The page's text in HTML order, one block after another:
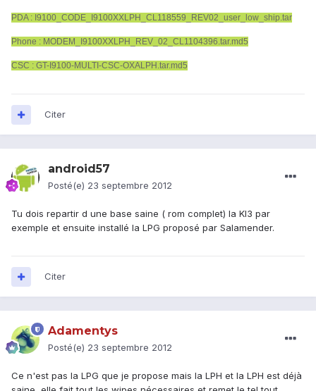
PDA : I9100_CODE_I9100XXLPH_CL118559_REV02_user_low_ship.tar
Phone : MODEM_I9100XXLPH_REV_02_CL1104396.tar.md5
CSC : GT-I9100-MULTI-CSC-OXALPH.tar.md5
Citer
android57
Posté(e) 23 septembre 2012
Tu dois repartir d une base saine ( rom complet) la KI3 par
exemple et ensuite installé la LPG proposé par Salamender.
Citer
Adamentys
Posté(e) 23 septembre 2012
Ce n'est pas la LPG que je propose mais la LPH et la LPH est déjà